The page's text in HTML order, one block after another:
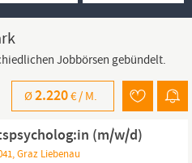
Jobbörsen gebündelt.
Ø2.220€ / M.
(m/w/d)
Graz Liebenau